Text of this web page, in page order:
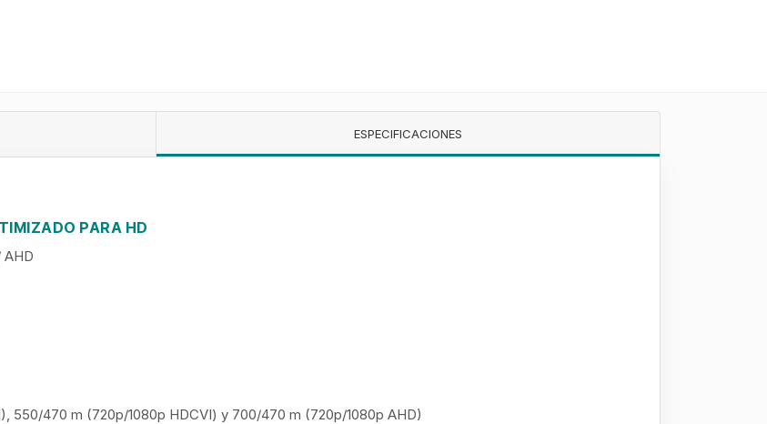
ESPECIFICACIONES
PARA HD
550/470 m (720p/1080p HDCVI) y 700/470 m (720p/1080p AHD)